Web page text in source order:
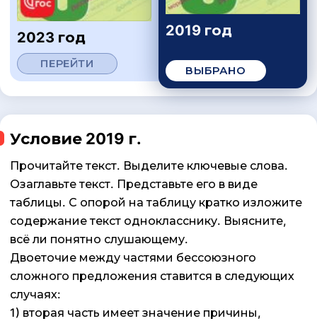
2023 год
ПЕРЕЙТИ
2019 год
ВЫБРАНО
Условие 2019 г.
Прочитайте текст. Выделите ключевые слова.
Озаглавьте текст. Представьте его в виде
таблицы. С опорой на таблицу кратко изложите
содержание текст однокласснику. Выясните,
всё ли понятно слушающему.
Двоеточие между частями бессоюзного
сложного предложения ставится в следующих
случаях:
1) вторая часть имеет значение причины,